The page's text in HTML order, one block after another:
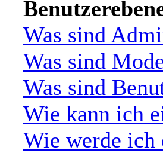
Was sind
Was sind
Was sind
Wie kann ich
Wie werde ich